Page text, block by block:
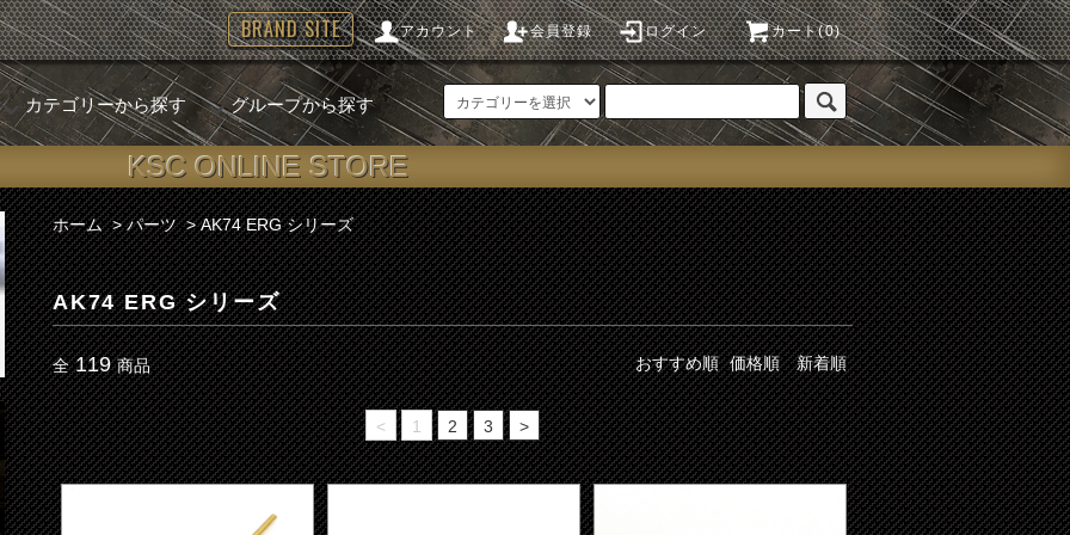
アカウント 会員登録 ログイン カート(0)
BRAND SITE
カテゴリーから探す グループから探す
KSC ONLINE STORE
ホーム >パーツ >AK74 ERG シリーズ
AK74 ERG シリーズ
全 119 商品 おすすめ順 価格順 新着順
< 1 2 3 >